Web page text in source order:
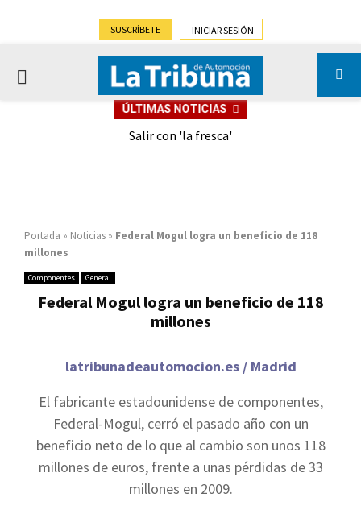
SUSCRÍBETE INICIAR SESIÓN
PRIMARY
ÚLTIMAS NOTICIAS
Salir con 'la fresca'
Portada » Noticias » Federal Mogul logra un beneficio de 118
millones
Componentes General
Federal Mogul logra un beneficio de 118
millones
latribunadeautomocion.es / Madrid
El fabricante estadounidense de componentes,
Federal-Mogul, cerró el pasado año con un
beneficio neto de lo que al cambio son unos 118
millones de euros, frente a unas pérdidas de 33
millones en 2009.